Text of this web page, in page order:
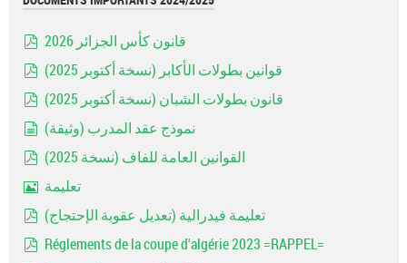
قانون كأس الجزائر 2026
قوانين بطولات الأكابر (نسخة أكتوبر 2025)
قانون بطولات الشبان (نسخة أكتوبر 2025)
نموذج عقد المدرب (وثيقة)
القوانين العامة للفاف (نسخة 2025)
تعليمة
تعليمة فيدرالية (تعديل عقوبة الإحتجاج)
Réglements de la coupe d'algérie 2023 =RAPPEL=